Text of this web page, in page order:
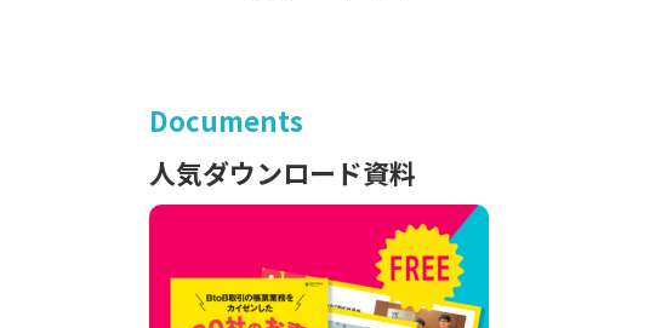
Documents
人気ダウンロード資料